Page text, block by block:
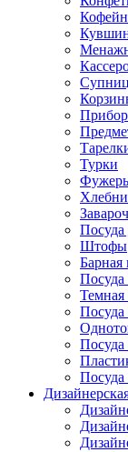
Турки
Посуда
Штофы
Барная
Посуда
Темная
Посуда
Посуда